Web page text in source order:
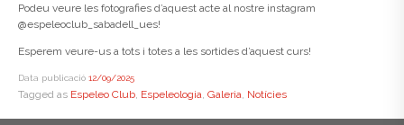
Podeu veure les fotografies d’aquest acte al nostre instagram
@espeleoclub_sabadell_ues!
Esperem veure-us a tots i totes a les sortides d’aquest curs!
Data publicació 12/09/2025
Tagged as Espeleo Club, Espeleologia, Galeria, Notícies